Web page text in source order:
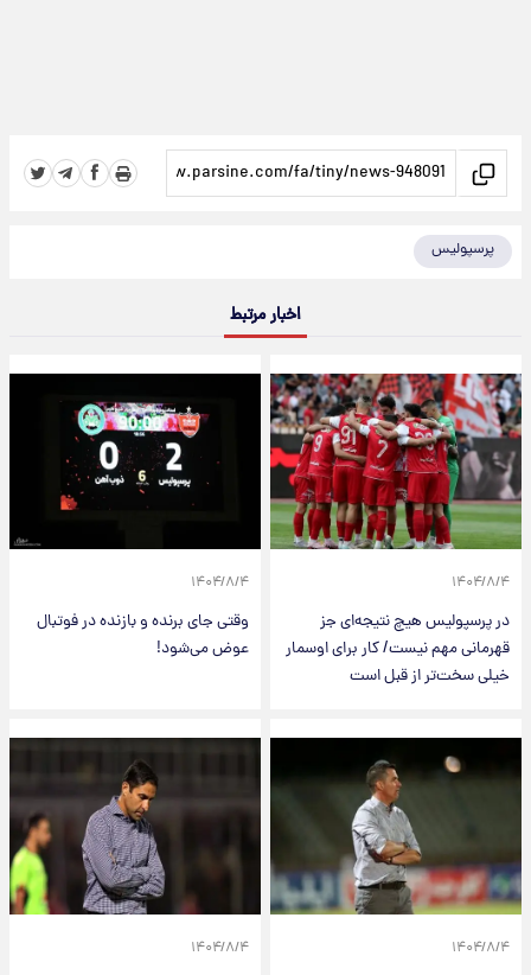
پرسپولیس
اخبار مرتبط
۱۴۰۴/۸/۴
در پرسپولیس هیچ نتیجه‌ای جز
قهرمانی مهم نیست/ کار برای اوسمار
خیلی سخت‌تر از قبل است
۱۴۰۴/۸/۴
وقتی جای برنده و بازنده در فوتبال
عوض می‌شود!
۱۴۰۴/۸/۴ ۱۴۰۴/۸/۴